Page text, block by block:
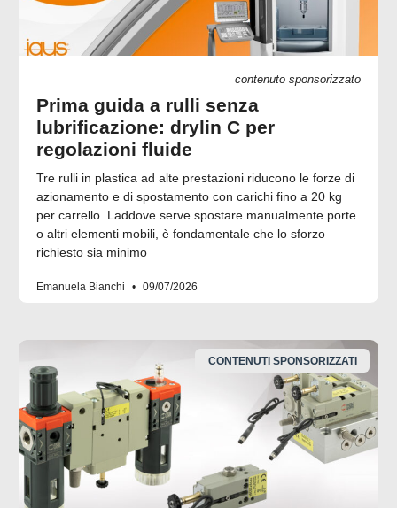
contenuto sponsorizzato
Prima guida a rulli senza
lubrificazione: drylin C per
regolazioni fluide
Tre rulli in plastica ad alte prestazioni riducono le forze di
azionamento e di spostamento con carichi fino a 20 kg
per carrello. Laddove serve spostare manualmente porte
o altri elementi mobili, è fondamentale che lo sforzo
richiesto sia minimo
Emanuela Bianchi 09/07/2026
CONTENUTI SPONSORIZZATI